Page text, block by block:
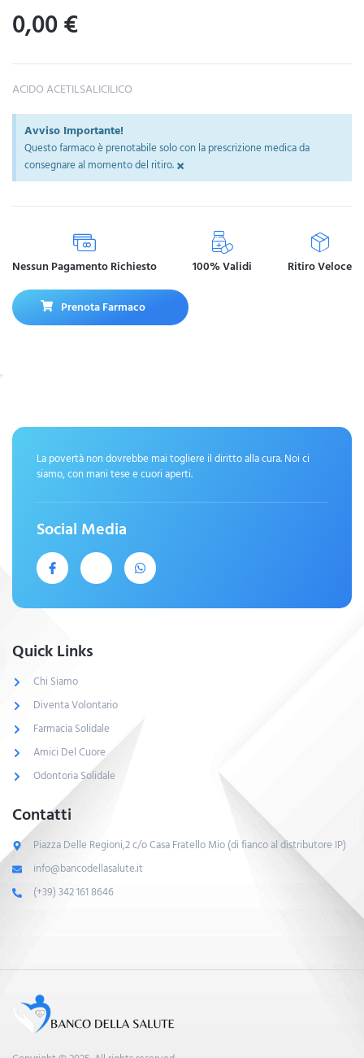
0,00€
ACIDO ACETILSALICILICO
Avviso Importante!
Questo farmaco è prenotabile solo con la prescrizione medica da
consegnare al momento del ritiro.×
Nessun Pagamento Richiesto 100% Validi Ritiro Veloce
Prenota Farmaco
La povertà non dovrebbe mai togliere il diritto alla cura. Noi ci
siamo, con mani tese e cuori aperti.
Social Media
Quick Links
Chi Siamo
Diventa Volontario
Farmacia Solidale
Amici Del Cuore
Odontoria Solidale
Contatti
Piazza Delle Regioni,2 c/o Casa Fratello Mio (di fianco al distributore IP)
info@bancodellasalute.it
(+39) 342 161 8646